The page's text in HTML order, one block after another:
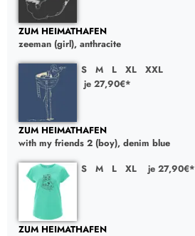
ZUM HEIMATHAFEN
zeeman (girl), anthracite
S
M L XL
XXL
je 27,90€*
ZUM HEIMATHAFEN
with my friends 2 (boy), denim blue
S
M L XL je 27,90€*
ZUM HEIMATHAFEN